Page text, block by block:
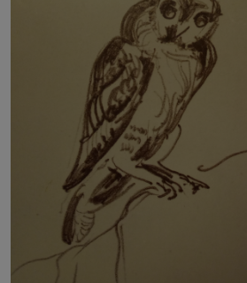
photo de couverture, font partie de ma
ont été prises sur place
© Jackie H, 2026
Tous droits réservés selon toutes
nationales et internationales en
humains, d'organisations ou
Texte entièrement rédigé par un être